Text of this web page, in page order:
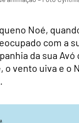
Noé,
com a
da sua
vento uiva e o